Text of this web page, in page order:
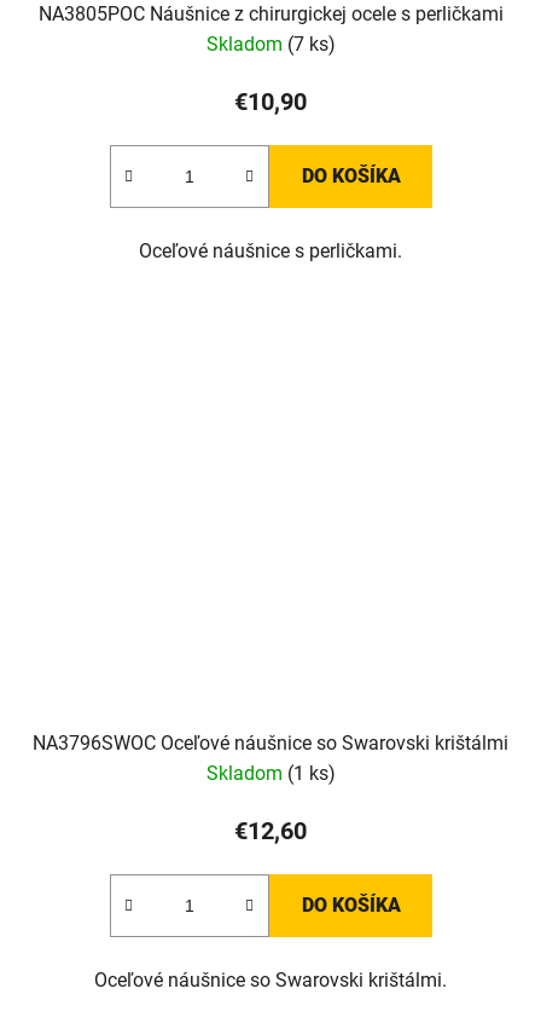
NA3805POC Náušnice z chirurgickej ocele s perličkami
Skladom (7 ks)
€10,90
DO KOŠÍKA
Oceľové náušnice s perličkami.
NA3796SWOC Oceľové náušnice so Swarovski krištálmi
Skladom (1 ks)
€12,60
DO KOŠÍKA
Oceľové náušnice so Swarovski krištálmi.